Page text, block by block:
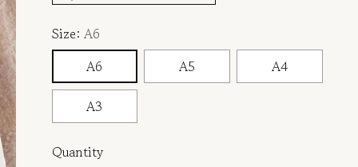
Size:A6
A6
A5 A4
A3
Quantity